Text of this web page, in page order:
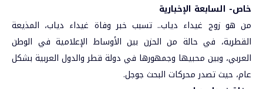
خاص- السابعة الإخبارية
من هو زوج غيداء دياب.. تسبب خبر وفاة غيداء دياب، المذيعة
القطرية، في حالة من الحزن بين الأوساط الإعلامية في الوطن
العربي، وبين محبيها وجمهورها في دولة قطروالدول العربية بشكل
عام، حيث تصدر محركات البحث جوجل.